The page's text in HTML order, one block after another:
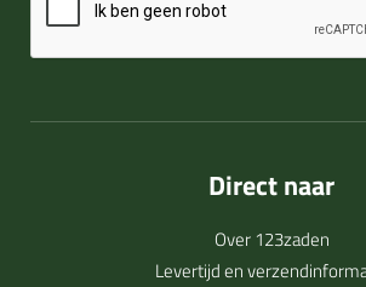
Direct naar
Over 123zaden
Levertijd en